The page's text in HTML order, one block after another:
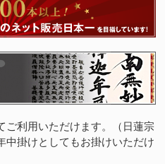
ご利用いただけます。（日蓮宗
中掛けとしてもお掛けいただけ